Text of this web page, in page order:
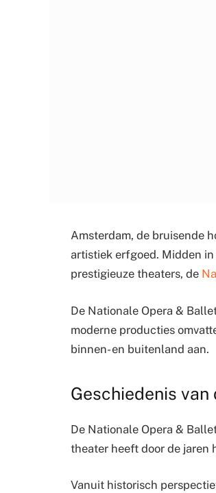
Amsterdam, de bruisende
artistiek erfgoed. Midden in
prestigieuze theaters, de
De Nationale Opera &
moderne producties
binnen- en buitenland aan.
Geschiedenis
De Nationale Opera &
theater heeft door de jaren
Vanuit historisch